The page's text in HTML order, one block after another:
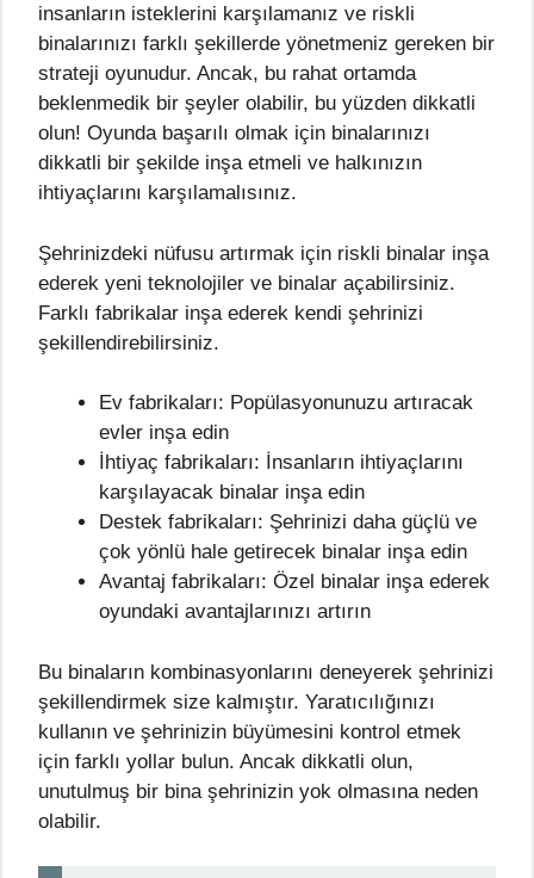
insanların isteklerini karşılamanız ve riskli
binalarınızı farklı şekillerde yönetmeniz gereken bir
strateji oyunudur. Ancak, bu rahat ortamda
beklenmedik bir şeyler olabilir, bu yüzden dikkatli
olun! Oyunda başarılı olmak için binalarınızı
dikkatli bir şekilde inşa etmeli ve halkınızın
ihtiyaçlarını karşılamalısınız.
Şehrinizdeki nüfusu artırmak için riskli binalar inşa
ederek yeni teknolojiler ve binalar açabilirsiniz.
Farklı fabrikalar inşa ederek kendi şehrinizi
şekillendirebilirsiniz.
Ev fabrikaları: Popülasyonunuzu artıracak
evler inşa edin
İhtiyaç fabrikaları: İnsanların ihtiyaçlarını
karşılayacak binalar inşa edin
Destek fabrikaları: Şehrinizi daha güçlü ve
çok yönlü hale getirecek binalar inşa edin
Avantaj fabrikaları: Özel binalar inşa ederek
oyundaki avantajlarınızı artırın
Bu binaların kombinasyonlarını deneyerek şehrinizi
şekillendirmek size kalmıştır. Yaratıcılığınızı
kullanın ve şehrinizin büyümesini kontrol etmek
için farklı yollar bulun. Ancak dikkatli olun,
unutulmuş bir bina şehrinizin yok olmasına neden
olabilir.